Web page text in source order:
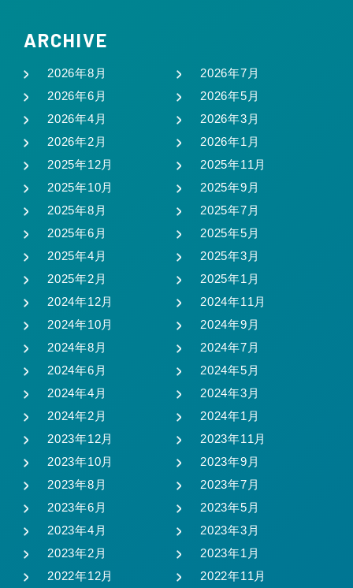
ARCHIVE
2026年8月
2026年7月
2026年6月
2026年5月
2026年4月
2026年3月
2026年2月
2026年1月
2025年12月
2025年11月
2025年10月
2025年9月
2025年8月
2025年7月
2025年6月
2025年5月
2025年4月
2025年3月
2025年2月
2025年1月
2024年12月
2024年11月
2024年10月
2024年9月
2024年8月
2024年7月
2024年6月
2024年5月
2024年4月
2024年3月
2024年2月
2024年1月
2023年12月
2023年11月
2023年10月
2023年9月
2023年8月
2023年7月
2023年6月
2023年5月
2023年4月
2023年3月
2023年2月
2023年1月
2022年12月
2022年11月